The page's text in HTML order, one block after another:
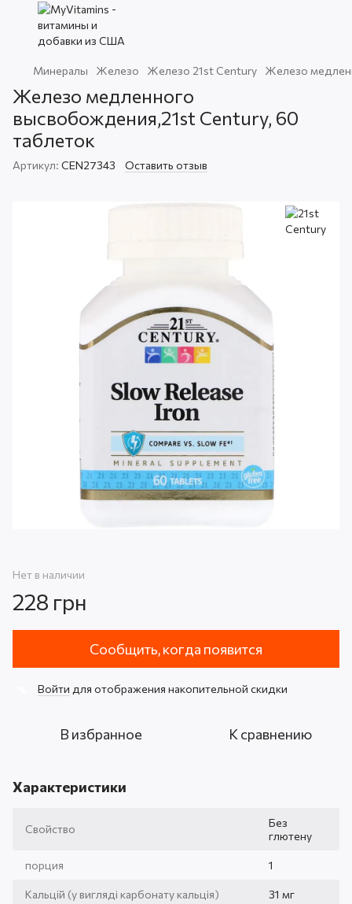
Минералы Железо Железо 21st Century Железо
Железо медленного
высвобождения,21st Century, 60
таблеток
Артикул: CEN27343 Оставить отзыв
Нет в наличии
228 грн
Сообщить, когда появится
Войти для отображения накопительной скидки
В избранное К сравнению
Характеристики
Свойство
Без
глютену
порция 1
Кальцій (у вигляді карбонату кальція) 31 мг